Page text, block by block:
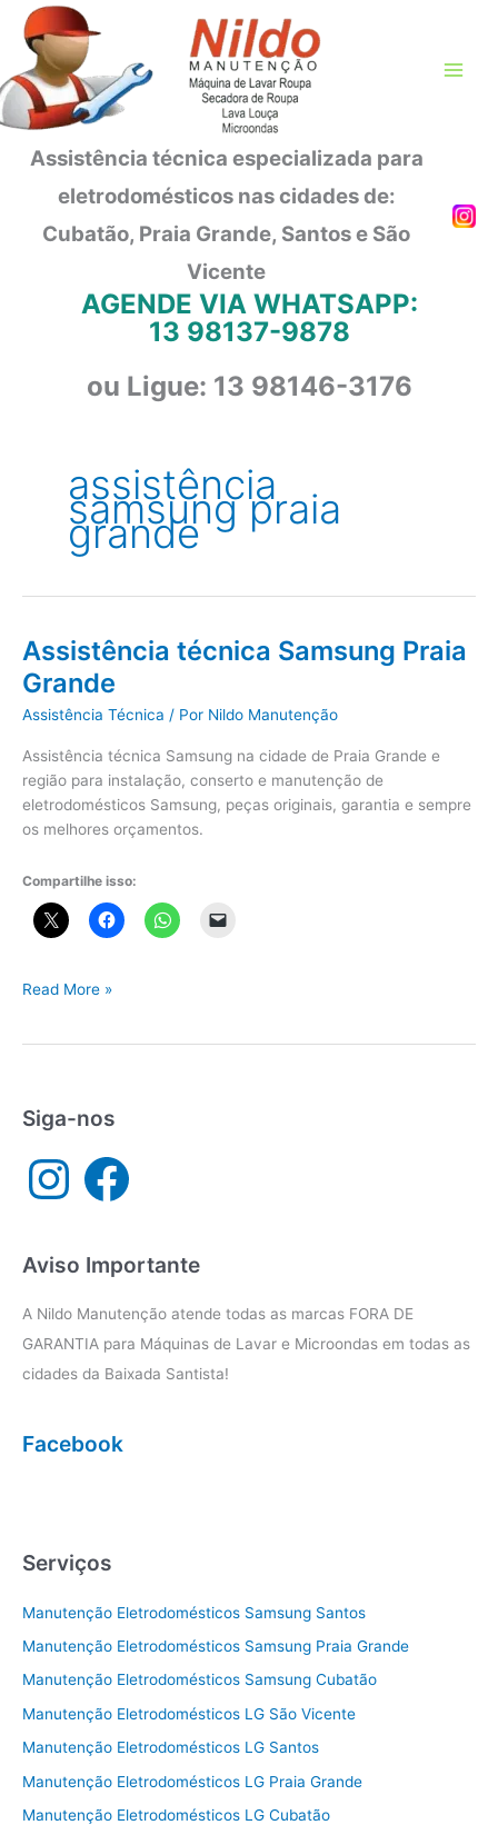
para
conteúdo
Assistência técnica especializada para
eletrodomésticos nas cidades de:
Cubatão, Praia Grande, Santos e São
Vicente
AGENDE VIA WHATSAPP:
13 98137-9878
ou Ligue: 13 98146-3176
assistência
samsung praia
grande
Assistência técnica Samsung Praia
Grande
Assistência Técnica / Por Nildo Manutenção
Assistência técnica Samsung na cidade de Praia Grande e
região para instalação, conserto e manutenção de
eletrodomésticos Samsung, peças originais, garantia e sempre
os melhores orçamentos.
Compartilhe isso:
Assistência
Read More »
Siga-nos
n
a
m
a
c
Aviso Importante
A Nildo Manutenção atende todas as marcas FORA DE
GARANTIA para Máquinas de Lavar e Microondas em todas as
cidades da Baixada Santista!
Facebook
Serviços
Manutenção Eletrodomésticos Samsung Santos
Manutenção Eletrodomésticos Samsung Praia Grande
Manutenção Eletrodomésticos Samsung Cubatão
Manutenção Eletrodomésticos LG São Vicente
Manutenção Eletrodomésticos LG Santos
Manutenção Eletrodomésticos LG Praia Grande
Manutenção Eletrodomésticos LG Cubatão